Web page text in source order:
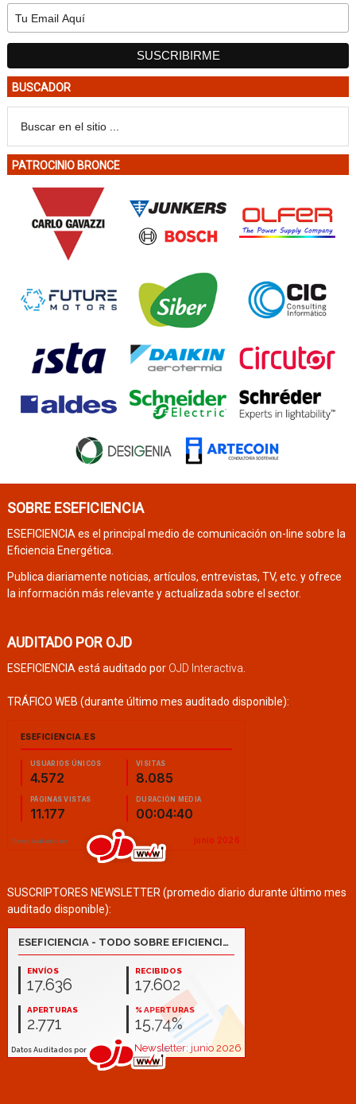
BUSCADOR
PATROCINIO BRONCE
SOBRE ESEFICIENCIA
ESEFICIENCIA es el principal medio de comunicación on-line sobre la
Eficiencia Energética.
Publica diariamente noticias, artículos, entrevistas, TV, etc. y ofrece
la información más relevante y actualizada sobre el sector.
AUDITADO POR OJD
ESEFICIENCIA está auditado por OJD Interactiva.
TRÁFICO WEB (durante último mes auditado disponible):
SUSCRIPTORES NEWSLETTER (promedio diario durante último mes
auditado disponible):